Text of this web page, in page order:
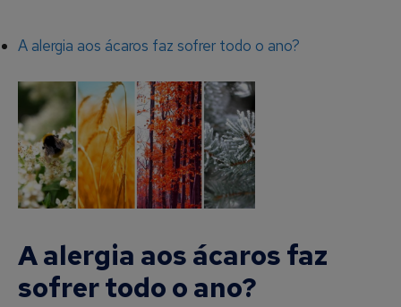
A alergia aos ácaros faz sofrer todo o ano?
A alergia aos ácaros faz
sofrer todo o ano?